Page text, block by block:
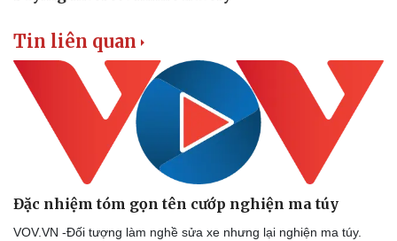
Vụ án
Tư vấn luật
Vũ khí
Tin liên quan
Đặc nhiệm tóm gọn tên cướp nghiện ma túy
VOV.VN -Đối tượng làm nghề sửa xe nhưng lại nghiện ma túy.